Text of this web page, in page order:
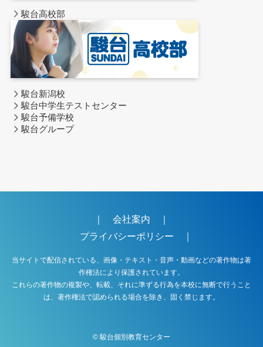
駿台高校部
駿台新潟校
駿台中学生テストセンター
駿台予備学校
駿台グループ
｜ 会社案内
｜
プライバシーポリシー
｜
当サイトで配信されている、画像・テキスト・音声・動画などの著作物は著
作権法により保護されています。
これらの著作物の複製や、転載、それに準ずる行為を本校に無断で行うこと
は、著作権法で認められる場合を除き、固く禁じます。
©駿台個別教育センター